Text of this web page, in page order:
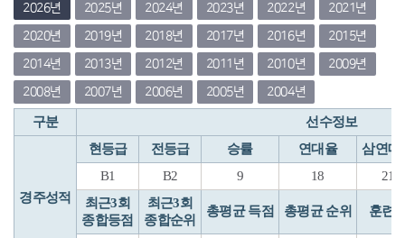
2026년 2025년 2024년 2023년 2022년
2021년
2020년
2019년 2018년 2017년 2016년
2015년
2014년
2013년 2012년 2011년 2010년
2009년
2008년
2007년 2006년 2005년 2004년
구분 선수정보
경주성적
현등급 전등급 승률 연대율
삼연대
B1
B2 9 18
21
최근3회
종합등점
최근3회
종합순위
총평균 득점 총평균 순위 훈련